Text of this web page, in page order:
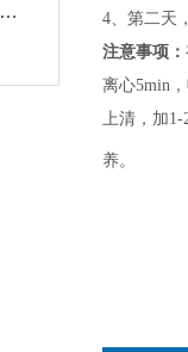
人急性T淋巴细胞白血病Loucy説明书 4、 第二天
注意事项：
离心5min，
上清，加1-
养。